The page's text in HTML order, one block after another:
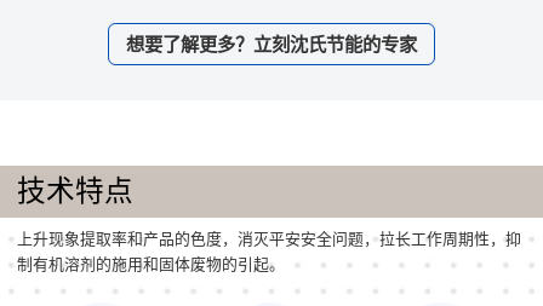
想要了解更多？立刻沈氏节能的专家
技术特点
上升现象提取率和产品的色度，消灭平安安全问题，拉长工作周期性，抑
制有机溶剂的施用和固体废物的引起。